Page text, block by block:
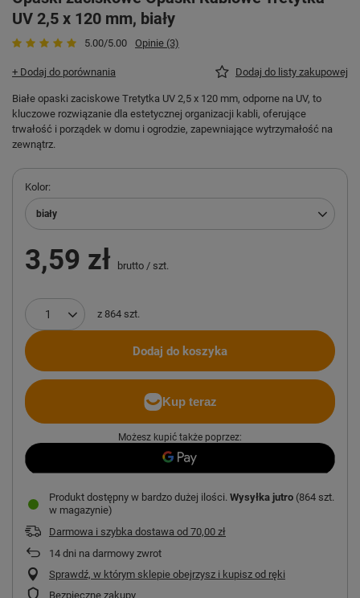
UV 2,5 x 120 mm, biały
5.00/5.00 Opinie (3)
+ Dodaj do porównania Dodaj do listy zakupowej
Białe opaski zaciskowe Tretytka UV 2,5 x 120 mm, odporne na UV, to
kluczowe rozwiązanie dla estetycznej organizacji kabli, oferujące
trwałość i porządek w domu i ogrodzie, zapewniające wytrzymałość na
zewnątrz.
Kolor
biały
3,59 zł brutto / szt.
z 864 szt.
Dodaj do koszyka
Możesz kupić także poprzez:
Produkt dostępny w bardzo dużej ilości Wysyłka jutro (864 szt.
w magazynie)
Darmowa i szybka dostawa od 70,00 zł
14 dni na darmowy zwrot
Sprawdź, w którym sklepie obejrzysz i kupisz od ręki
Bezpieczne zakupy